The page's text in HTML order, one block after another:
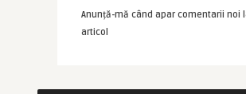
Anunță-mă când apar comentarii noi
articol